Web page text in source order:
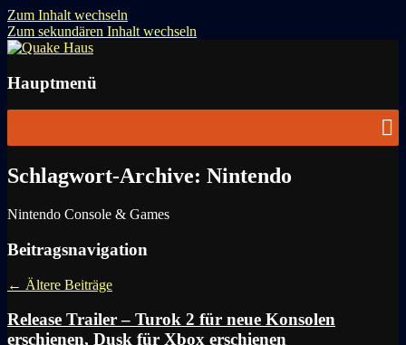
Zum Inhalt wechseln
Zum sekundären Inhalt wechseln
Quake Haus
Hauptmenü
Schlagwort-Archive: Nintendo
Nintendo Console & Games
Beitragsnavigation
← Ältere Beiträge
Release Trailer – Turok 2 für neue Konsolen
erschienen, Dusk für Xbox erschienen